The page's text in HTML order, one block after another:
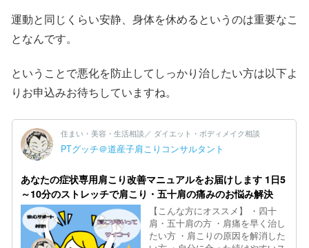
運動と同じくらい安静、身体を休めるというのは重要なこ
となんです。
ということで悪化を防止してしっかり治したい方は以下よ
りお申込みお待ちしていますね。